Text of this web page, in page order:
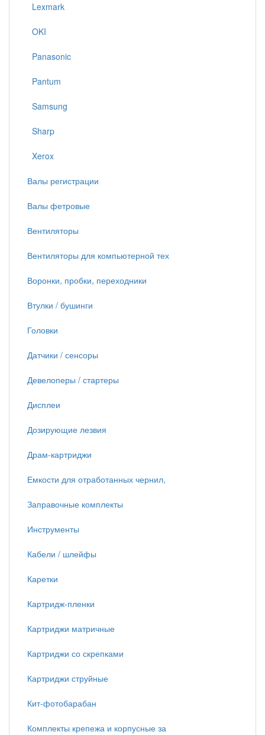
Lexmark
OKI
Panasonic
Pantum
Samsung
Sharp
Xerox
Валы регистрации
Валы фетровые
Вентиляторы
Вентиляторы для компьютерной тех
Воронки, пробки, переходники
Втулки / бушинги
Головки
Датчики / сенсоры
Девелоперы / стартеры
Дисплеи
Дозирующие лезвия
Драм-картриджи
Емкости для отработанных чернил,
Заправочные комплекты
Инструменты
Кабели / шлейфы
Каретки
Картридж-пленки
Картриджи матричные
Картриджи со скрепками
Картриджи струйные
Кит-фотобарабан
Комплекты крепежа и корпусные за